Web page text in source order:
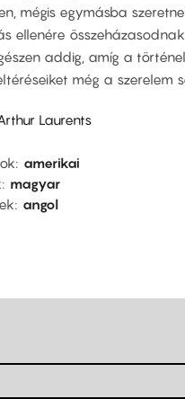
mégis egymásba
ellenére
addig, amíg a
még a szerelem
Laurents
amerikai
magyar
angol